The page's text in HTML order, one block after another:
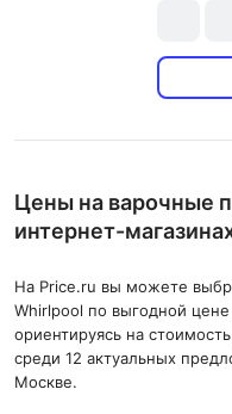
Цены на варочные
интернет-
На Price.ru вы можете
Whirlpool по выгодной
ориентируясь на
среди 12 актуальных
Москве.